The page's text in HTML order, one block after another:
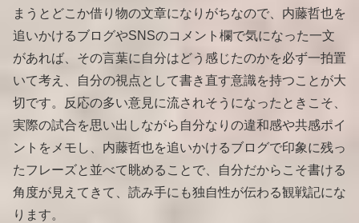
まうとどこか借り物の文章になりがちなので、内藤哲也を
追いかけるブログやSNSのコメント欄で気になった一文
があれば、その言葉に自分はどう感じたのかを必ず一拍置
いて考え、自分の視点として書き直す意識を持つことが大
切です。反応の多い意見に流されそうになったときこそ、
実際の試合を思い出しながら自分なりの違和感や共感ポイ
ントをメモし、内藤哲也を追いかけるブログで印象に残っ
たフレーズと並べて眺めることで、自分だからこそ書ける
角度が見えてきて、読み手にも独自性が伝わる観戦記にな
ります。